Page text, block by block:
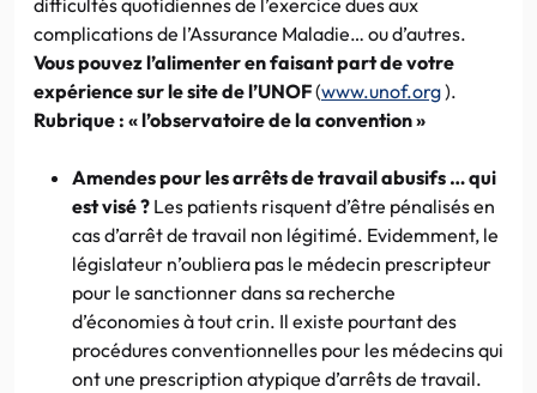
complications de l’Assurance Maladie… ou d’autres.
Vous pouvez l’alimenter en faisant part de votre
expérience sur le site de l’UNOF(www.unof.org).
Rubrique : « l’observatoire de la convention »
Amendes pour les arrêts de travail abusifs … qui
est visé ? Les patients risquent d’être pénalisés en
cas d’arrêt de travail non légitimé. Evidemment, le
législateur n’oubliera pas le médecin prescripteur
pour le sanctionner dans sa recherche
d’économies à tout crin. Il existe pourtant des
procédures conventionnelles pour les médecins qui
ont une prescription atypique d’arrêts de travail.